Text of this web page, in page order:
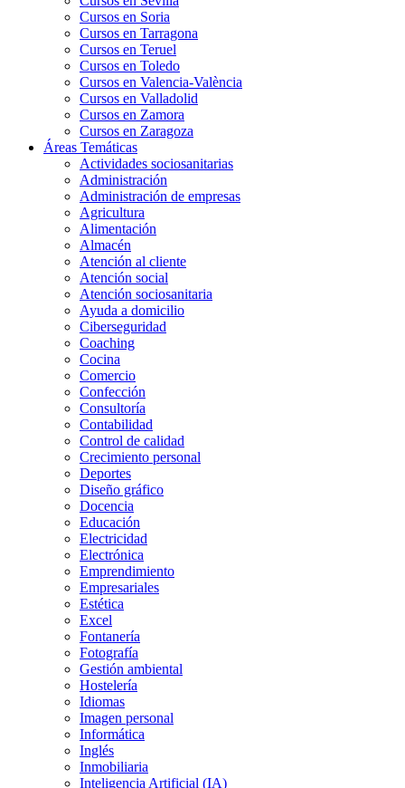
Cursos en Soria
Cursos en Tarragona
Cursos en Teruel
Cursos en Toledo
Cursos en Valencia-València
Cursos en Valladolid
Cursos en Zamora
Cursos en Zaragoza
Áreas Temáticas
Actividades sociosanitarias
Administración
Administración de empresas
Agricultura
Alimentación
Almacén
Atención al cliente
Atención social
Atención sociosanitaria
Ayuda a domicilio
Ciberseguridad
Coaching
Cocina
Comercio
Confección
Consultoría
Contabilidad
Control de calidad
Crecimiento personal
Deportes
Diseño gráfico
Docencia
Educación
Electricidad
Electrónica
Emprendimiento
Empresariales
Estética
Excel
Fontanería
Fotografía
Gestión ambiental
Hostelería
Idiomas
Imagen personal
Informática
Inglés
Inmobiliaria
Inteligencia Artificial (IA)